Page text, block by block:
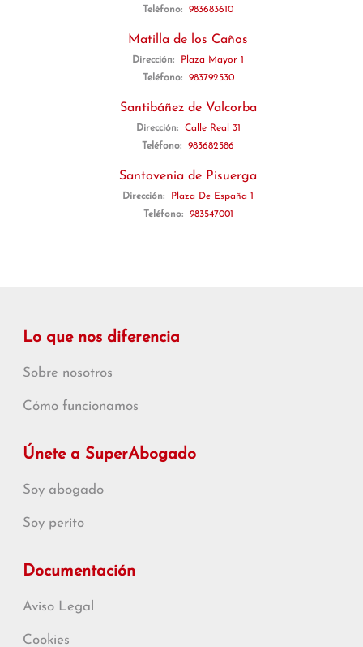
Teléfono:
983683610
Matilla de los Caños
Dirección:
Plaza Mayor 1
Teléfono:
983792530
Santibáñez de Valcorba
Dirección:
Calle Real 31
Teléfono:
983682586
Santovenia de Pisuerga
Dirección:
Plaza De España 1
Teléfono:
983547001
Lo que nos diferencia
Sobre nosotros
Cómo funcionamos
Únete a SuperAbogado
Soy abogado
Soy perito
Documentación
Aviso Legal
Cookies